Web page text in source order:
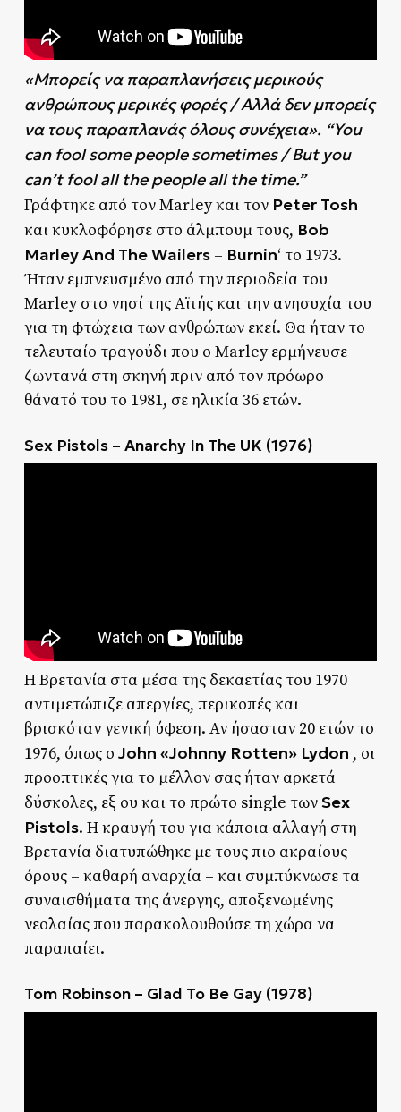
«Μπορείς να παραπλανήσεις μερικούς
ανθρώπους μερικές φορές / Αλλά δεν μπορείς
να τους παραπλανάς όλους συνέχεια». “You
can fool some people sometimes / But you
can’t fool all the people all the time.”
Γράφτηκε από τον Marley και τον Peter Tosh
και κυκλοφόρησε στο άλμπουμ τους, Bob
Marley And The Wailers– Burnin‘ το 1973.
Ήταν εμπνευσμένο από την περιοδεία του
Marley στο νησί της Αϊτής και την ανησυχία του
για τη φτώχεια των ανθρώπων εκεί. Θα ήταν το
τελευταίο τραγούδι που ο Marley ερμήνευσε
ζωντανά στη σκηνή πριν από τον πρόωρο
θάνατό του το 1981, σε ηλικία 36 ετών.
Sex Pistols – Anarchy In The UK (1976)
Η Βρετανία στα μέσα της δεκαετίας του 1970
αντιμετώπιζε απεργίες, περικοπές και
βρισκόταν γενική ύφεση. Αν ήσασταν 20 ετών το
1976, όπως ο John «Johnny Rotten» Lydon , οι
προοπτικές για το μέλλον σας ήταν αρκετά
δύσκολες, εξ ου και το πρώτο single τωνSex
Pistols. Η κραυγή του για κάποια αλλαγή στη
Βρετανία διατυπώθηκε με τους πιο ακραίους
όρους – καθαρή αναρχία – και συμπύκνωσε τα
συναισθήματα της άνεργης, αποξενωμένης
νεολαίας που παρακολουθούσε τη χώρα να
παραπαίει.
Tom Robinson – Glad To Be Gay (1978)